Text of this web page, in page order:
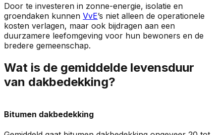
Door te investeren in zonne-energie, isolatie en
groendaken kunnen VvE’s niet alleen de operationele
kosten verlagen, maar ook bijdragen aan een
duurzamere leefomgeving voor hun bewoners en de
bredere gemeenschap.
Wat is de gemiddelde levensduur
van dakbedekking?
Bitumen dakbedekking